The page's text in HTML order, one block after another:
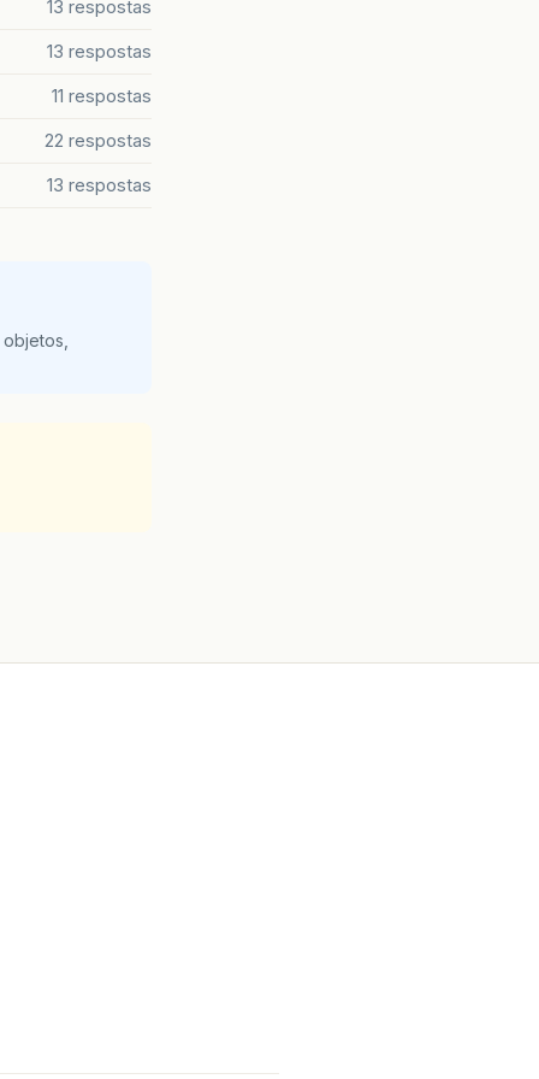
13 respostas
13 respostas
11 respostas
22 respostas
13 respostas